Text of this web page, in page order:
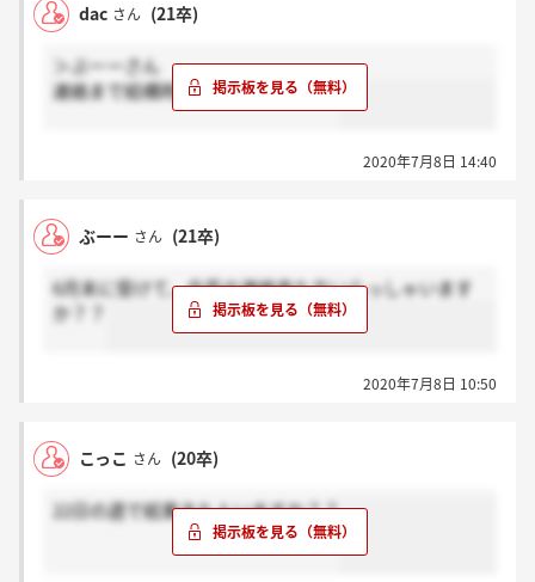
dac さん (21卒)
＞ぶーーさん
連絡まで結構時間かかりますね、、
2020年7月8日 14:40
ぶーー さん (21卒)
6月末に受けて、合否の連絡来た方いらっしゃいます
か？？
2020年7月8日 10:50
こっこ さん (20卒)
22日の週で結果きた人いますか？？